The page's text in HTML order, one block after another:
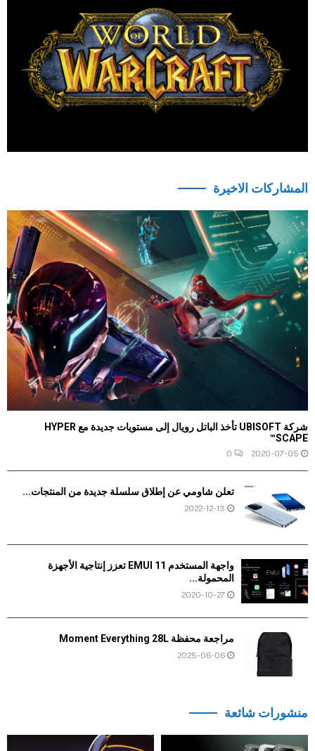
المشاركات الاخيرة
شركة UBISOFT تأخذ الباتل رويال إلى مستويات جديدة مع HYPER
SCAPE™
2020-07-05
0
تعلن شاومي عن إطلاق سلسلة جديدة من المنتجات...
2022-12-13
واجهة المستخدم EMUI 11 تعزز إنتاجية الأجهزة
المحمولة...
2020-10-27
مراجعة محفظة Moment Everything 28L
2025-06-06
منشورات شائعة